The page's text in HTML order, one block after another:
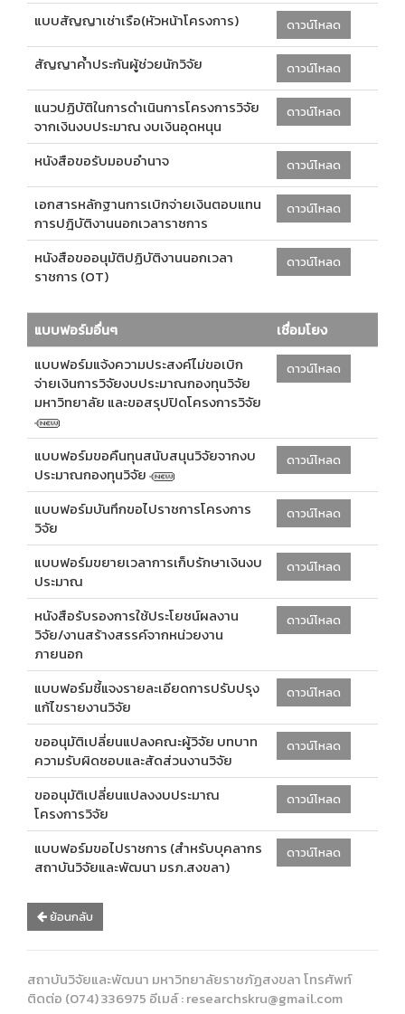
แบบสัญญาเช่าเรือ(หัวหน้าโครงการ) ดาวน์โหลด
สัญญาค้ำประกันผู้ช่วยนักวิจัย ดาวน์โหลด
แนวปฏิบัติในการดำเนินการโครงการวิจัย
จากเงินงบประมาณ งบเงินอุดหนุน
ดาวน์โหลด
หนังสือขอรับมอบอำนาจ ดาวน์โหลด
เอกสารหลักฐานการเบิกจ่ายเงินตอบแทน
การปฎิบัติงานนอกเวลาราชการ
ดาวน์โหลด
หนังสือขออนุมัติปฏิบัติงานนอกเวลา
ราชการ (OT)
ดาวน์โหลด
แบบฟอร์มอื่นๆ
เชื่อมโยง
แบบฟอร์มแจ้งความประสงค์ไม่ขอเบิก
จ่ายเงินการวิจัยงบประมาณกองทุนวิจัย
มหาวิทยาลัย และขอสรุปปิดโครงการวิจัย
ดาวน์โหลด
แบบฟอร์มขอคืนทุนสนับสนุนวิจัยจากงบ
ประมาณกองทุนวิจัย
ดาวน์โหลด
แบบฟอร์มบันทึกขอไปราชการโครงการ
วิจัย
ดาวน์โหลด
แบบฟอร์มขยายเวลาการเก็บรักษาเงินงบ
ประมาณ
ดาวน์โหลด
หนังสือรับรองการใช้ประโยชน์ผลงาน
วิจัย/งานสร้างสรรค์จากหน่วยงาน
ภายนอก
ดาวน์โหลด
แบบฟอร์มชี้แจงรายละเอียดการปรับปรุง
แก้ไขรายงานวิจัย
ดาวน์โหลด
ขออนุมัติเปลี่ยนแปลงคณะผู้วิจัย บทบาท
ความรับผิดชอบและสัดส่วนงานวิจัย
ดาวน์โหลด
ขออนุมัติเปลี่ยนแปลงงบประมาณ
โครงการวิจัย
ดาวน์โหลด
แบบฟอร์มขอไปราชการ (สำหรับบุคลากร
สถาบันวิจัยและพัฒนา มรภ.สงขลา)
ดาวน์โหลด
ย้อนกลับ
สถาบันวิจัยและพัฒนา มหาวิทยาลัยราชภัฏสงขลา โทรศัพท์
ติดต่อ (074) 336975 อีเมล์ : researchskru@gmail.com